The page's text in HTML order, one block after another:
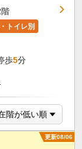
トイレ別
歩5分
更新08/06